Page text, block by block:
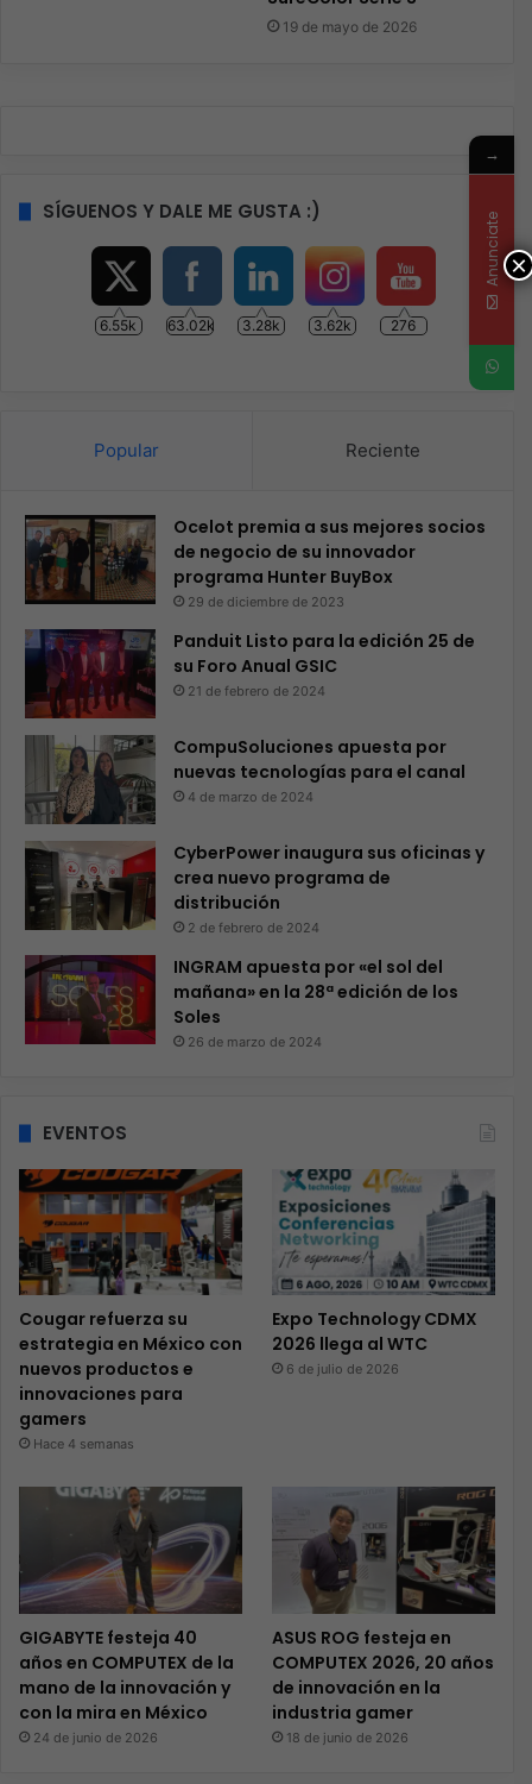
19 de mayo de 2026
SÍGUENOS Y DALE ME GUSTA :)
6.55k 63.02k 3.28k 3.62k 276
Popular Reciente
Ocelot premia a sus mejores socios
de negocio de su innovador
programa Hunter BuyBox
29 de diciembre de 2023
Panduit Listo para la edición 25 de
su Foro Anual GSIC
21 de febrero de 2024
CompuSoluciones apuesta por
nuevas tecnologías para el canal
4 de marzo de 2024
CyberPower inaugura sus oficinas y
crea nuevo programa de
distribución
2 de febrero de 2024
INGRAM apuesta por «el sol del
mañana» en la 28ª edición de los
Soles
26 de marzo de 2024
EVENTOS
Cougar refuerza su
estrategia en México con
nuevos productos e
innovaciones para
gamers
Hace 4 semanas
Expo Technology CDMX
2026 llega al WTC
6 de julio de 2026
GIGABYTE festeja 40
años en COMPUTEX de la
mano de la innovación y
con la mira en México
24 de junio de 2026
ASUS ROG festeja en
COMPUTEX 2026, 20 años
de innovación en la
industria gamer
18 de junio de 2026
×
→
Anunciate